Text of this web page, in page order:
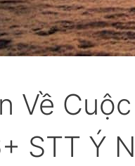
Về
STT Ý